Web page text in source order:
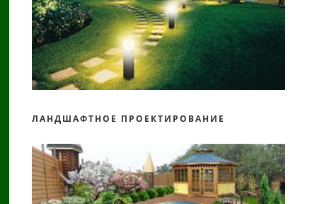
ЛАНДШАФТНОЕ ПРОЕКТИРОВАНИЕ